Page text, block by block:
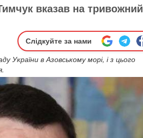
вказав на тривожний
Слідкуйте за нами
України в Азовському морі, і з цього